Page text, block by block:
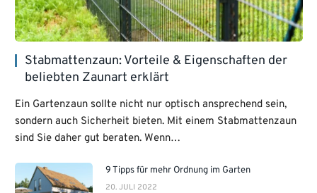
Stabmattenzaun: Vorteile & Eigenschaften der
beliebten Zaunart erklärt
Ein Gartenzaun sollte nicht nur optisch ansprechend sein,
sondern auch Sicherheit bieten. Mit einem Stabmattenzaun
sind Sie daher gut beraten. Wenn…
9 Tipps für mehr Ordnung im Garten
20. JULI 2022